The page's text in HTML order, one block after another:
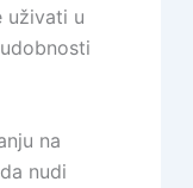
uživati u
na
nudi